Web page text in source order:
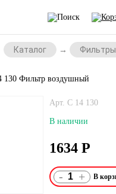
Каталог Фильтры
Фильтр воздушный
Арт. C 14 130
В наличии
1634 Р
- +